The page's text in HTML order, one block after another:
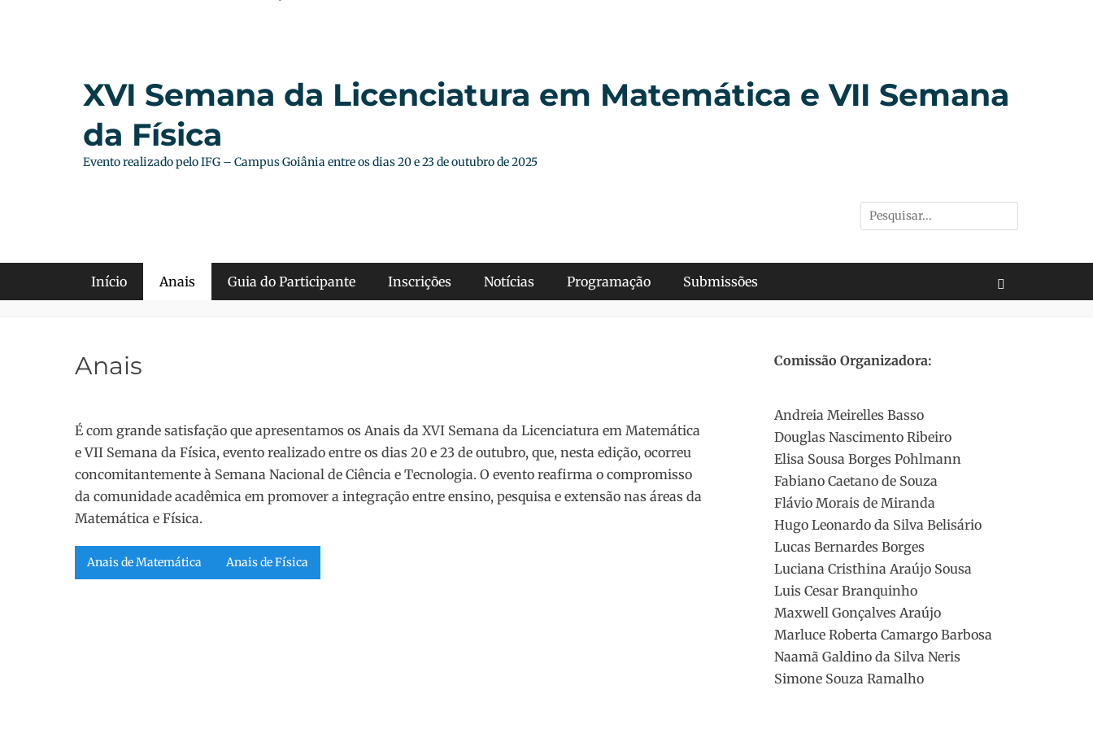
XVI Semana da Licenciatura em Matemática e VII Semana
da Física
Evento realizado pelo IFG – Campus Goiânia entre os dias 20 e 23 de outubro de 2025
Pesquisar
por:
Menu principal
Início Anais Guia do Participante Inscrições Notícias Programação Submissões
Anais
É com grande satisfação que apresentamos os Anais da XVI Semana da Licenciatura em Matemática
e VII Semana da Física, evento realizado entre os dias 20 e 23 de outubro, que, nesta edição, ocorreu
concomitantemente à Semana Nacional de Ciência e Tecnologia. O evento reafirma o compromisso
da comunidade acadêmica em promover a integração entre ensino, pesquisa e extensão nas áreas da
Matemática e Física.
Anais de Matemática Anais de Física
Comissão Organizadora:
Andreia Meirelles Basso
Douglas Nascimento Ribeiro
Elisa Sousa Borges Pohlmann
Fabiano Caetano de Souza
Flávio Morais de Miranda
Hugo Leonardo da Silva Belisário
Lucas Bernardes Borges
Luciana Cristhina Araújo Sousa
Luis Cesar Branquinho
Maxwell Gonçalves Araújo
Marluce Roberta Camargo Barbosa
Naamã Galdino da Silva Neris
Simone Souza Ramalho